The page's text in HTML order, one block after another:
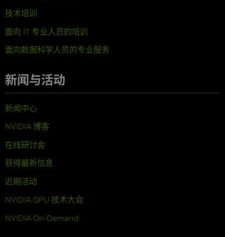
技术培训
面向 IT 专业人员的培训
面向数据科学人员的专业服务
新闻与活动
新闻中心
NVIDIA 博客
在线研讨会
获得最新信息
近期活动
NVIDIA GPU 技术大会
NVIDIA On-Demand